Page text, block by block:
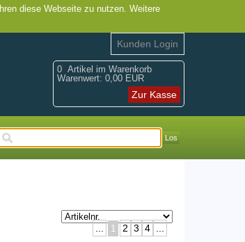
diese Webseite zu nutzen. Weitere
0 Artikel im Warenkorb
Warenwert: 0,00 EUR
Zur Kasse
Kunden Login
Los
1 2 3 4